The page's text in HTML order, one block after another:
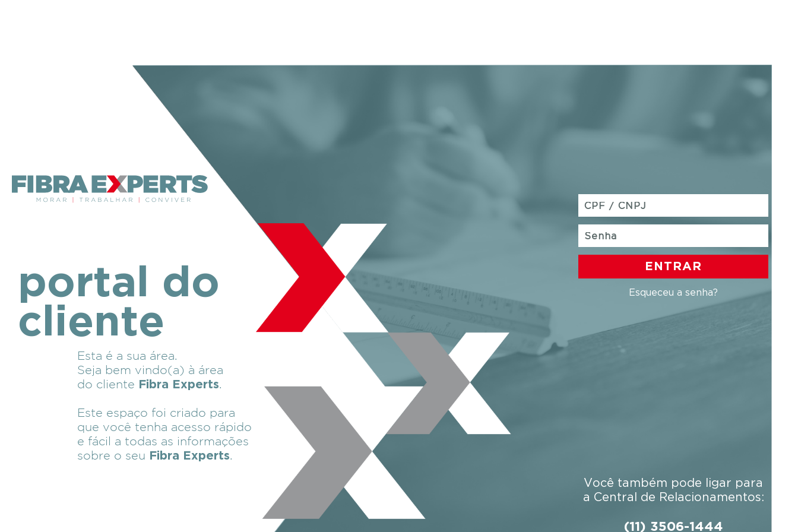
portal do
cliente
Esta é a sua área.
Seja bem vindo(a) à área
do cliente
Fibra Experts.
Este espaço foi criado para
que você tenha acesso rápido
e fácil a todas as informações
sobre o seu
Fibra Experts.
ENTRAR
Esqueceu a senha?
Você também pode ligar para
a Central de Relacionamentos:
(11) 3506-1444